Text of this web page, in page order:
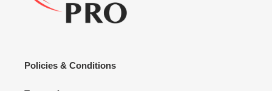
Policies & Conditions